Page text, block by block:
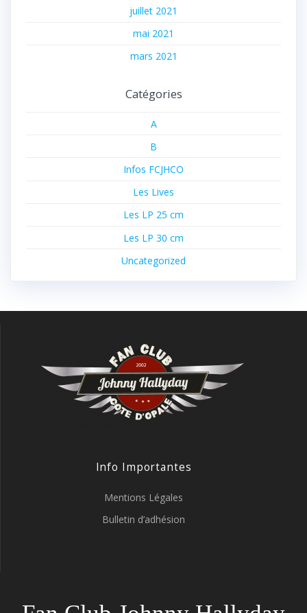
juillet 2021
mai 2021
mars 2021
Catégories
A
B
Infos FCJHCO
Les Lives
Les LP 25 cm
Les LP 30 cm
Uncategorized
Info Importantes
Mentions Légales
Bulletin d’adhésion